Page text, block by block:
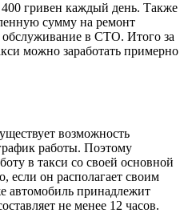
гривен каждый день. Также
сумму на ремонт
обслуживание в СТО. Итого за
можно заработать примерно
возможность
работы. Поэтому
в такси со своей основной
если он располагает своим
автомобиль принадлежит
не менее 12 часов.